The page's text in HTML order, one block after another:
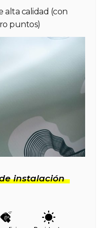
alta calidad (con
puntos)
instalación